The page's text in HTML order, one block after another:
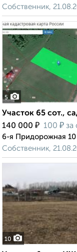
Собственник,
5
Участок 65 сот.,
140 000 ₽ 100 ₽ за
6-я Придорожная 10
Собственник,
10